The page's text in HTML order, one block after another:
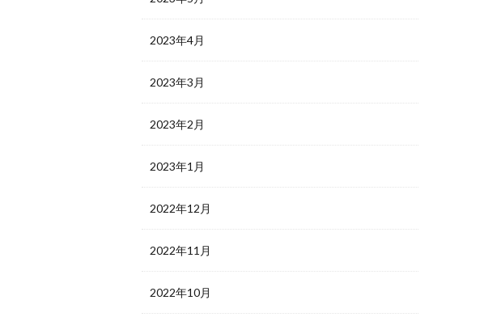
2023年4月
2023年3月
2023年2月
2023年1月
2022年12月
2022年11月
2022年10月